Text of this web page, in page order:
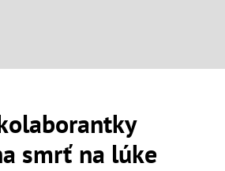
smrť na lúke